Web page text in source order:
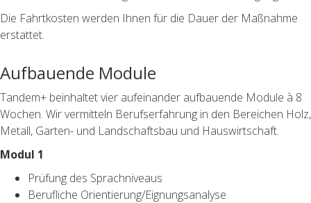
Die Fahrtkosten werden Ihnen für die Dauer der Maßnahme
erstattet.
Aufbauende Module
Tandem+ beinhaltet vier aufeinander aufbauende Module à 8
Wochen. Wir vermitteln Berufserfahrung in den Bereichen Holz,
Metall, Garten- und Landschaftsbau und Hauswirtschaft.
Modul 1
Prüfung des Sprachniveaus
Berufliche Orientierung/Eignungsanalyse